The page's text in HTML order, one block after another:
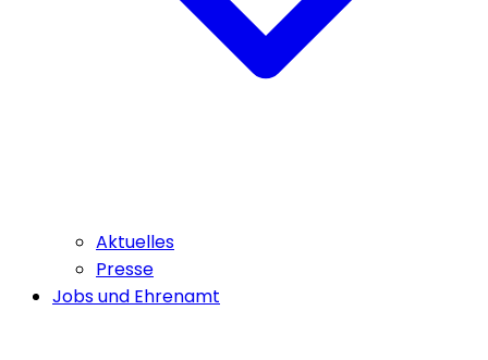
Aktuelles
Presse
Jobs und Ehrenamt